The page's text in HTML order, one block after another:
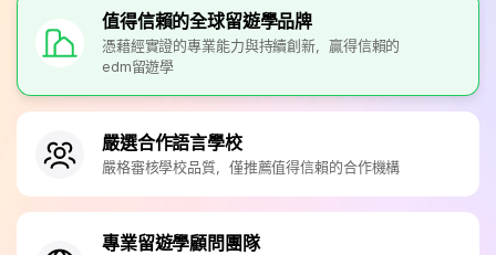
值得信賴的全球留遊學品牌
憑藉經實證的專業能力與持續創新，贏得信賴的
edm留遊學
嚴選合作語言學校
嚴格審核學校品質，僅推薦值得信賴的合作機構
專業留遊學顧問團隊